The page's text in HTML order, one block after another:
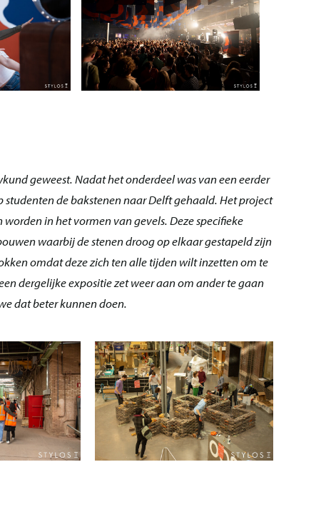
geweest. Nadat het onderdeel was van een eerder
de bakstenen naar Delft gehaald. Het project
in het vormen van gevels. Deze specifieke
waarbij de stenen droog op elkaar gestapeld zijn
omdat deze zich ten alle tijden wilt inzetten om te
dergelijke expositie zet weer aan om ander te gaan
dat beter kunnen doen.